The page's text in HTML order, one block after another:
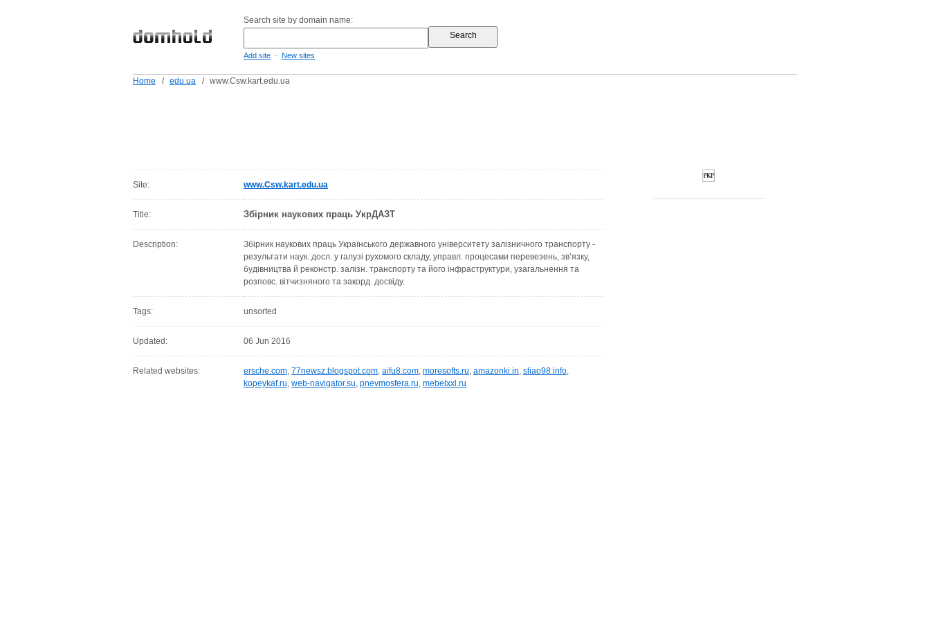
Search site by domain name:
Add site - New sites
Home / edu.ua / www.Csw.kart.edu.ua
Site: www.Csw.kart.edu.ua
Title: Збірник наукових праць УкрДАЗТ
Description:
Збірник наукових праць Українського державного університету залізничного транспорту -
результати наук. досл. у галузі рухомого складу, управл. процесами перевезень, зв’язку,
будівництва й реконстр. залізн. транспорту та його інфраструктури, узагальнення та
розповс. вітчизняного та закорд. досвіду.
Tags: unsorted
Updated: 06 Jun 2016
Related websites: ersche.com, 77newsz.blogspot.com, aifu8.com, moresofts.ru, amazonki.in, sliao98.info,
kopeykaf.ru, web-navigator.su, pnevmosfera.ru, mebelxxl.ru